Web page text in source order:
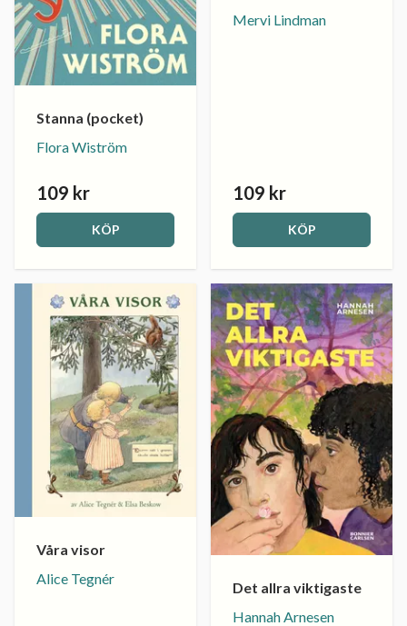
Stanna (pocket)
Flora Wiström
109 kr
KÖP
Mervi Lindman
109 kr
KÖP
Våra visor
Alice Tegnér
Det allra viktigaste
Hannah Arnesen